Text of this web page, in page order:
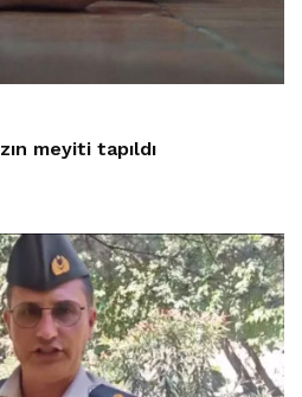
meyiti tapıldı